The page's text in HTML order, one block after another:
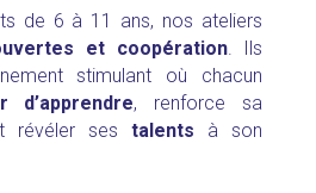
de 6 à 11 ans, nos ateliers
et coopération. Ils
stimulant où chacun
d’apprendre, renforce sa
révéler sestalents à son